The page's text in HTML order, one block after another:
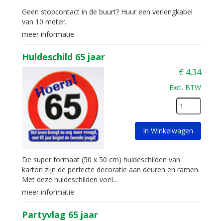
Geen stopcontact in de buurt? Huur een verlengkabel
van 10 meter.
meer informatie
Huldeschild 65 jaar
€ 4,34
Excl. BTW
In Winkelwagen
De super formaat (50 x 50 cm) huldeschilden van
karton zijn de perfecte decoratie aan deuren en ramen.
Met deze huldeschilden voel...
meer informatie
Partyvlag 65 jaar